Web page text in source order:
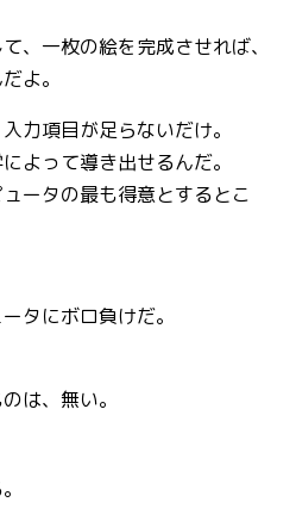
、一枚の絵を完成させれば、
よ。
力項目が足らないだけ。
よって導き出せるんだ。
ータの最も得意とするとこ
タにボロ負けだ。
は、無い。